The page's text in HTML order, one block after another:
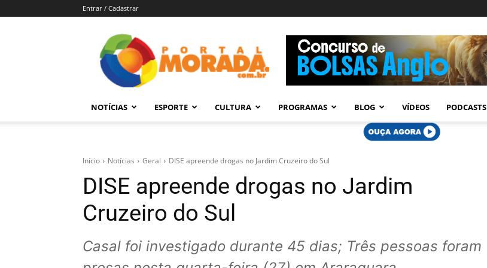
Entrar / Cadastrar
Morada
–
Araraquara
NOTÍCIAS ESPORTE CULTURA PROGRAMAS BLOG VÍDEOS PODCASTS
Início Notícias Geral DISE apreende drogas no Jardim Cruzeiro do Sul
DISE apreende drogas no Jardim
Cruzeiro do Sul
Casal foi investigado durante 45 dias; Três pessoas foram